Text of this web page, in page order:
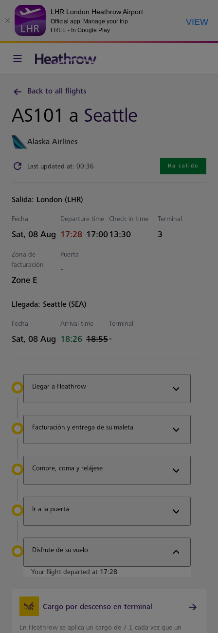
LHR London Heathrow Airport
Official app: Manage your trip
FREE - In Google Play
VIEW
Back to all flights
AS101 a Seattle
Alaska Airlines
Last updated at: 00:36 Ha salido
Salida: London (LHR)
Fecha
Sat, 08 Aug
Departure time
actual Hora
17:28
Estimated Hora
17:00
Check-in time
13:30
Terminal
3
Zona de
facturación
Zone E
Puerta
-
Llegada: Seattle (SEA)
Fecha
Sat, 08 Aug
Arrival time
actual Hora
18:26
Estimated Hora
18:55
Terminal
-
Llegar a Heathrow
Facturación y entrega de su maleta
Compre, coma y relájese
Ir a la puerta
Disfrute de su vuelo
Your flight departed at 17:28
Cargo por descenso en terminal
En Heathrow se aplica un cargo de 7 £ cada vez que un